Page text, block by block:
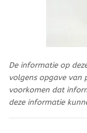
De informatie op
volgens opgave van
voorkomen dat
deze informatie